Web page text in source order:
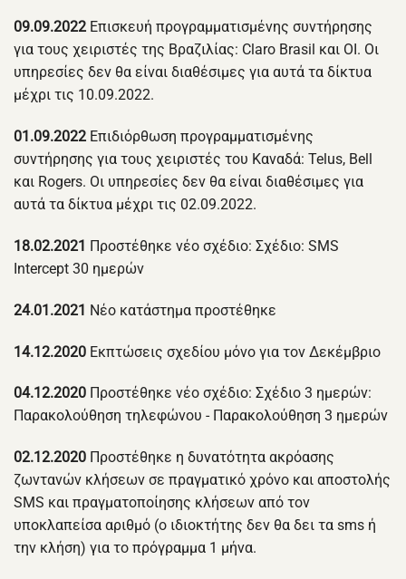
09.09.2022 Επισκευή προγραμματισμένης συντήρησης
για τους χειριστές της Βραζιλίας: Claro Brasil και OI. Οι
υπηρεσίες δεν θα είναι διαθέσιμες για αυτά τα δίκτυα
μέχρι τις 10.09.2022.
01.09.2022 Επιδιόρθωση προγραμματισμένης
συντήρησης για τους χειριστές του Καναδά: Telus, Bell
και Rogers. Οι υπηρεσίες δεν θα είναι διαθέσιμες για
αυτά τα δίκτυα μέχρι τις 02.09.2022.
18.02.2021 Προστέθηκε νέο σχέδιο: Σχέδιο: SMS
Intercept 30 ημερών
24.01.2021 Νέο κατάστημα προστέθηκε
14.12.2020 Εκπτώσεις σχεδίου μόνο για τον Δεκέμβριο
04.12.2020 Προστέθηκε νέο σχέδιο: Σχέδιο 3 ημερών:
Παρακολούθηση τηλεφώνου - Παρακολούθηση 3 ημερών
02.12.2020 Προστέθηκε η δυνατότητα ακρόασης
ζωντανών κλήσεων σε πραγματικό χρόνο και αποστολής
SMS και πραγματοποίησης κλήσεων από τον
υποκλαπείσα αριθμό (ο ιδιοκτήτης δεν θα δει τα sms ή
την κλήση) για το πρόγραμμα 1 μήνα.